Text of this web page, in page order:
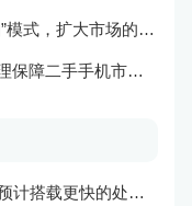
场的社会影响力和威望度
的知识产权安全和市场稳定
处理器和更好的相机系统